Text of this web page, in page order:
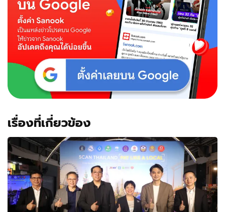
เรื่องที่เกี่ยวข้อง